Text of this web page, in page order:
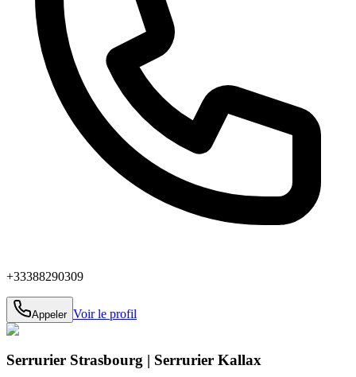
+33388290309
Appeler Voir le profil
Serrurier Strasbourg | Serrurier Kallax